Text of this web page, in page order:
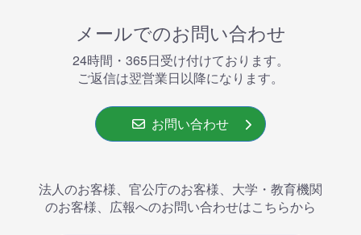
メールでのお問い合わせ
24時間・365⽇受け付けております。
ご返信は翌営業⽇以降になります。
お問い合わせ
法人のお客様、官公庁のお客様、大学・教育機関
のお客様、広報へのお問い合わせはこちらから